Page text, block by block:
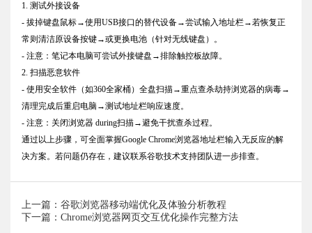
1. 测试外接设备
- 拔掉键盘鼠标→使用USB接口的替代设备→尝试输入地址栏→若恢复正
常则清洁原设备按键→或更换电池（针对无线键盘）。
- 注意：笔记本电脑可尝试外接键盘→排除触控板故障。
2. 扫描恶意软件
- 使用安全软件（如360全家桶）全盘扫描→重点查杀劫持浏览器的病毒→
清理完成后重启电脑→测试地址栏响应速度。
- 注意：关闭浏览器 during扫描→避免干扰查杀过程。
通过以上步骤，可全面掌握Google Chrome浏览器地址栏输入无反应的解
决方案。若问题仍存在，建议联系谷歌技术支持团队进一步排查。
上一篇：谷歌浏览器移动端优化及体验分析教程
下一篇：Chrome浏览器网页交互优化操作完整方法